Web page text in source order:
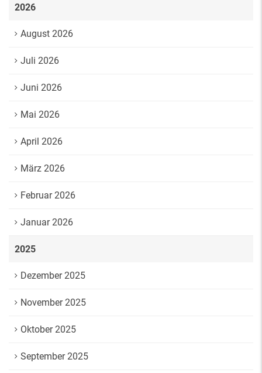
2026
August 2026
Juli 2026
Juni 2026
Mai 2026
April 2026
März 2026
Februar 2026
Januar 2026
2025
Dezember 2025
November 2025
Oktober 2025
September 2025